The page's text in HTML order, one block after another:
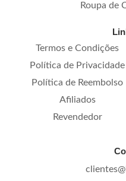
Roupa de
Termos e Condições
Política de Privacidade
Política de Reembolso
Afiliados
Revendedor